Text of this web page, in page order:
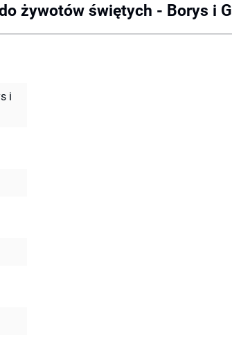
żywotów świętych - Borys i
i